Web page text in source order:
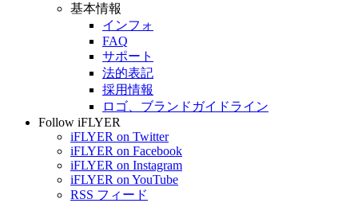
基本情報
インフォ
FAQ
サポート
法的表記
採用情報
ロゴ、ブランドガイドライン
Follow iFLYER
iFLYER on Twitter
iFLYER on Facebook
iFLYER on Instagram
iFLYER on YouTube
RSS フィード